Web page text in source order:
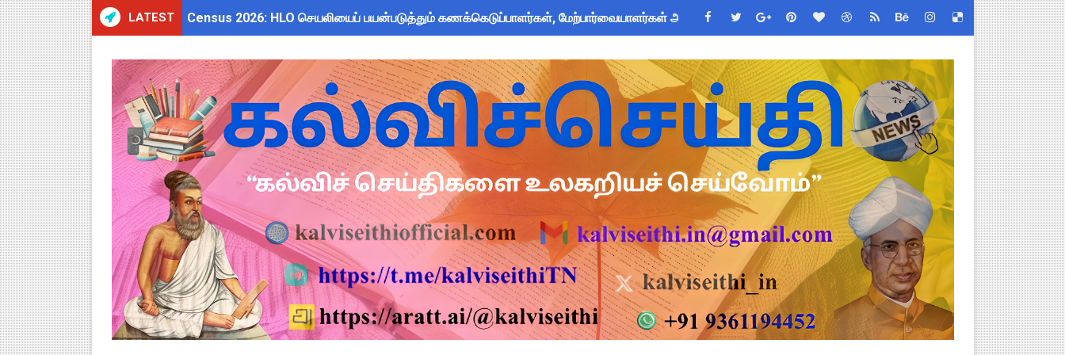
LATEST Census 2026: HLO செயலியைப் பயன்படுத்தும் கணக்கெடுப்பாளர்கள், மேற்பார்வையாளர்கள் அறிய வேண்டிய முக்கிய விதிகள்!
WWF India வழங்கும் Wild Wisdom Global Challenge 2026 ஆங்கில வினாடி வினா போட்டி! 6-9 வகுப்பு மாணவர்கள் பங்கேற்க தமிழ்நாடு பள்ளிக்கல்வி இணை
அரசு ஊழியர்களுக்கு ரூ.14,000 கோடி நிதி குறைப்பா? புதிய மருத்துவக் காப்பீடு & OPS கோரிக்கை - TNGEA கண்டனம்!
தமிழகப் பள்ளிகளுக்கு முக்கிய அறிவிப்பு: ஆகஸ்ட் 10 தேசிய குடற்புழு நீக்க நாள் - அல்பெண்டசோல் (Albendazole 400 mg) மாத்திரை வழங்க பள்ளிக்கல்வித்துறை
Kalai Thiruvizha 2026 - 2027 Forms: கலைத் திருவிழா போட்டிகளுக்கான அனைத்து Excel & Word படிவங்கள் ஒரே லிங்க்கில்!
4th & 5th Standard Ennum Ezhuthum Term 1 Set 10 Lesson Plan August 2026 - Download Link
2027 Census Duty for Teachers: புதுக்கோட்டை CEO வெளியிட்ட அவசர சுற்றறிக்கை - முழு விவரங்கள்!
Census 2027: கோவை பள்ளி ஆசிரியர்களுக்கு காலை, மாலை நேரங்களில் கணக்கெடுப்பு பணி செய்ய அனுமதி - ஆட்சியர் சுற்றறிக்கை!
திருவண்ணாமலை CEO அதிரடி உத்தரவு: முழு நாள் மக்கள் தொகை கணக்கெடுப்பு பணிக்குத் தடை! ஆசிரியர்களுக்கு புதிய விதிகள்!
இராணிப்பேட்டை: ஆசிரியர்களுக்கு அரை நாள் OD அனுமதி! மக்கள் தொகை கணக்கெடுப்பு பணி சுற்றறிக்கை வெளியீடு!